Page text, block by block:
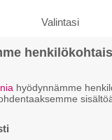
Valintasi
hyödynnämme